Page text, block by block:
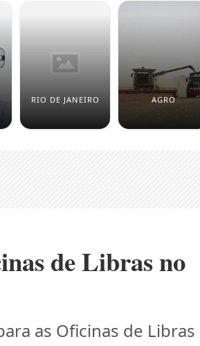
RIO DE JANEIRO AGRO
de Libras no
as Oficinas de Libras